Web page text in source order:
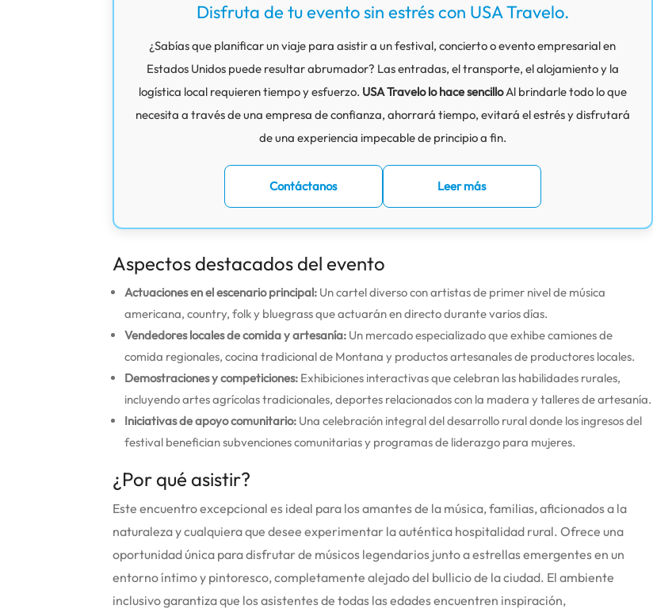
Disfruta de tu evento sin estrés con USA Travelo.
¿Sabías que planificar un viaje para asistir a un festival, concierto o evento empresarial en
Estados Unidos puede resultar abrumador? Las entradas, el transporte, el alojamiento y la
logística local requieren tiempo y esfuerzo. USA Travelo lo hace sencilloAl brindarle todo lo que
necesita a través de una empresa de confianza, ahorrará tiempo, evitará el estrés y disfrutará
de una experiencia impecable de principio a fin.
Contáctanos Leer más
Aspectos destacados del evento
Actuaciones en el escenario principal: Un cartel diverso con artistas de primer nivel de música
americana, country, folk y bluegrass que actuarán en directo durante varios días.
Vendedores locales de comida y artesanía: Un mercado especializado que exhibe camiones de
comida regionales, cocina tradicional de Montana y productos artesanales de productores locales.
Demostraciones y competiciones: Exhibiciones interactivas que celebran las habilidades rurales,
incluyendo artes agrícolas tradicionales, deportes relacionados con la madera y talleres de artesanía.
Iniciativas de apoyo comunitario: Una celebración integral del desarrollo rural donde los ingresos del
festival benefician subvenciones comunitarias y programas de liderazgo para mujeres.
¿Por qué asistir?
Este encuentro excepcional es ideal para los amantes de la música, familias, aficionados a la
naturaleza y cualquiera que desee experimentar la auténtica hospitalidad rural. Ofrece una
oportunidad única para disfrutar de músicos legendarios junto a estrellas emergentes en un
entorno íntimo y pintoresco, completamente alejado del bullicio de la ciudad. El ambiente
inclusivo garantiza que los asistentes de todas las edades encuentren inspiración,